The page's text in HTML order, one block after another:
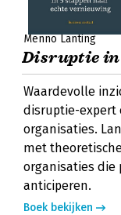
Menno Lanting
Disruptie in
Waardevolle
disruptie-expert
organisaties.
met
organisaties die
anticiperen.
Boek bekijken